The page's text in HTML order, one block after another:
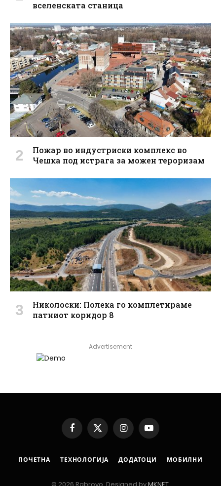
вселенската станица
Пожар во индустриски комплекс во
Чешка под истрага за можен тероризам
Николоски: Полека го комплетираме
патниот коридор 8
Advertisement
Facebook
X
(Twitter)
InstagramYouTube
ПОЧЕТНА ТЕХНОЛОГИЈА ДОДАТОЦИ МОБИЛНИ